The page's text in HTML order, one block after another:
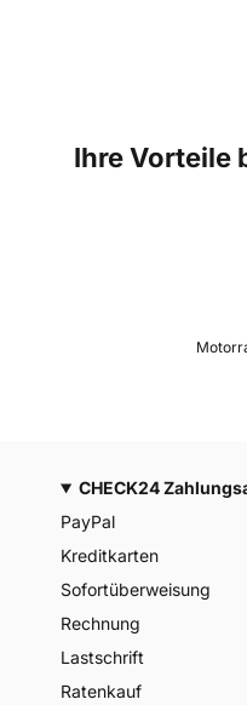
Ihre Vorteile
CHECK24
PayPal
Kreditkarten
Sofortüberweisung
Rechnung
Lastschrift
Ratenkauf